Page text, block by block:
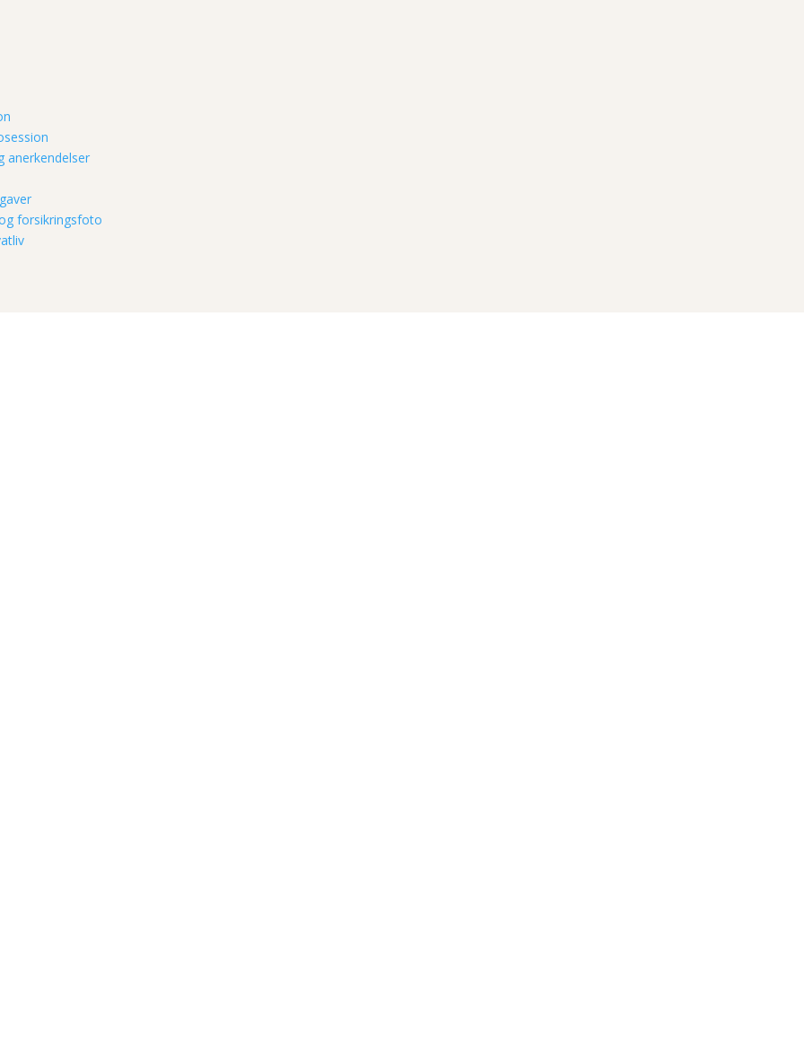
anerkendelser
forsikringsfoto